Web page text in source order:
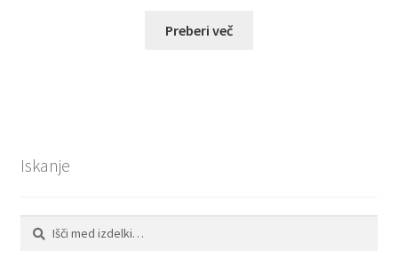
Preberi več
Iskanje
Išči:
Iskanje